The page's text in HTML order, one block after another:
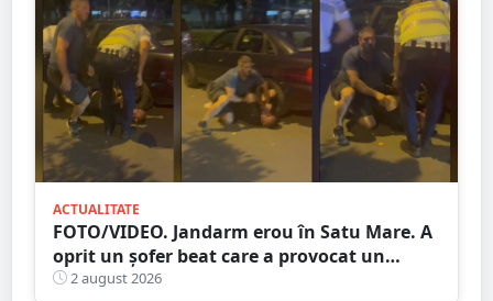
ACTUALITATE
FOTO/VIDEO. Jandarm erou în Satu Mare. A
oprit un șofer beat care a provocat un
accident
2 august 2026